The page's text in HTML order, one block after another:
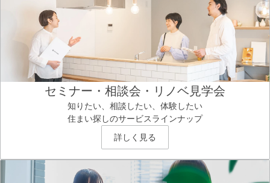
セミナー・相談会・リノベ見学会
知りたい、相談したい、体験したい
住まい探しのサービスラインナップ
詳しく見る